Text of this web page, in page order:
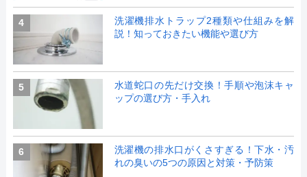
4
洗濯機排水トラップ2種類や仕組みを解
説！知っておきたい機能や選び方
5
水道蛇口の先だけ交換！手順や泡沫キャ
ップの選び方・手入れ
6
洗濯機の排水口がくさすぎる！下水・汚
れの臭いの5つの原因と対策・予防策